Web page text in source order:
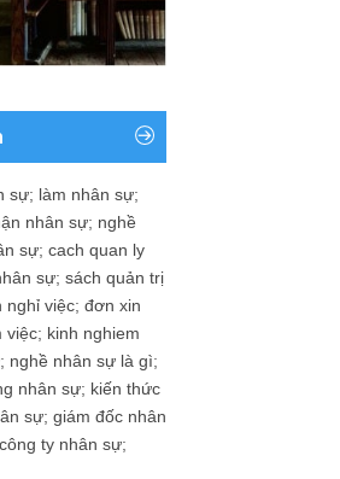
sự; làm nhân sự;
nhân sự; nghề
sự; cach quan ly
sự; sách quản trị
nghỉ việc; đơn xin
việc; kinh nghiem
; nghề nhân sự là gì;
nhân sự; kiến thức
sự; giám đốc nhân
công ty nhân sự;